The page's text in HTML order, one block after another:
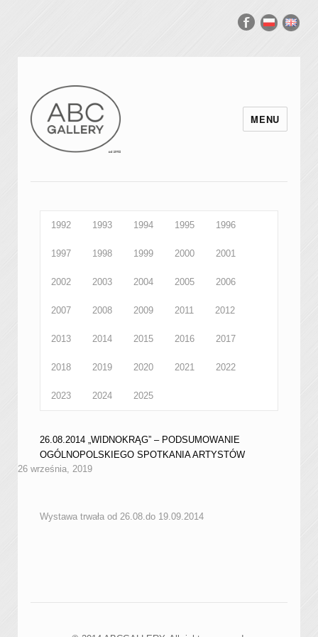
MENU
1992 1993 1994 1995 1996
1997 1998 1999 2000 2001
2002 2003 2004 2005 2006
2007 2008 2009 2011 2012
2013 2014 2015 2016 2017
2018 2019 2020 2021 2022
2023 2024 2025
26.08.2014 „WIDNOKRĄG” – PODSUMOWANIE
OGÓLNOPOLSKIEGO SPOTKANIA ARTYSTÓW
26 września, 2019
Wystawa trwała od 26.08.do 19.09.2014